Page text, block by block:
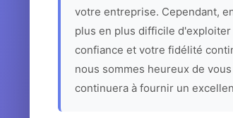
votre entreprise. Cependant,
plus en plus difficile
confiance et votre fidélité
nous sommes heureux de
continuera à fournir un